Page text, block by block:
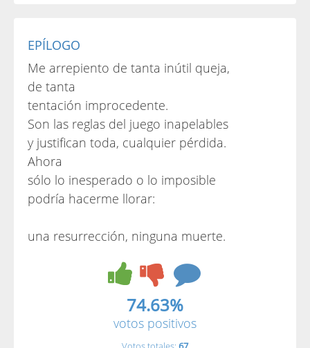
EPÍLOGO
Me arrepiento de tanta inútil queja,
de tanta
tentación improcedente.
Son las reglas del juego inapelables
y justifican toda, cualquier pérdida.
Ahora
sólo lo inesperado o lo imposible
podría hacerme llorar:
una resurrección, ninguna muerte.
74.63%
votos positivos